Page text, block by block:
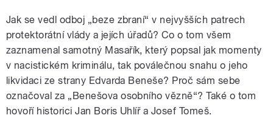
Jak se vedl odboj „beze zbraní“ v nejvyšších patrech
protektorátní vlády a jejích úřadů? Co o tom všem
zaznamenal samotný Masařík, který popsal jak momenty
v nacistickém kriminálu, tak poválečnou snahu o jeho
likvidaci ze strany Edvarda Beneše? Proč sám sebe
označoval za „Benešova osobního vězně“? Také o tom
hovoří historici Jan Boris Uhlíř a Josef Tomeš.